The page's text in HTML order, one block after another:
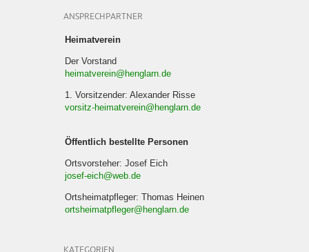
ANSPRECHPARTNER
Heimatverein
Der Vorstand
heimatverein@henglarn.de
1. Vorsitzender: Alexander Risse
vorsitz-heimatverein@henglarn.de
Öffentlich bestellte Personen
Ortsvorsteher: Josef Eich
josef-eich@web.de
Ortsheimatpfleger: Thomas Heinen
ortsheimatpfleger@henglarn.de